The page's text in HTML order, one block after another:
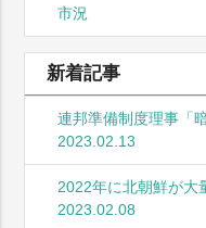
市況
新着記事
連邦準備制度理事「
2023.02.13
2022年に北朝鮮が大
2023.02.08